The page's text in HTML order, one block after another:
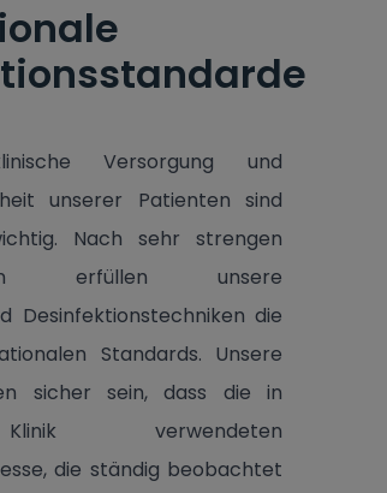
Versorgung und
unserer Patienten sind
Nach sehr strengen
erfüllen unsere
Desinfektionstechniken die
Standards. Unsere
sicher sein, dass die in
verwendeten
die ständig beobachtet